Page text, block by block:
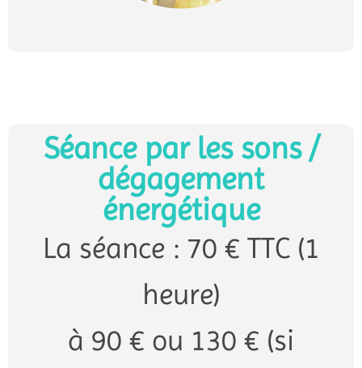
Séance par les sons /
dégagement
énergétique
La séance : 70 € TTC (1
heure)
à 90 € ou 130 € (si